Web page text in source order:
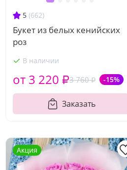
5 (662)
Букет из белых кенийских
роз
В наличии
3 760 ₽ -15%
от 3 220 ₽
Заказать
Акция